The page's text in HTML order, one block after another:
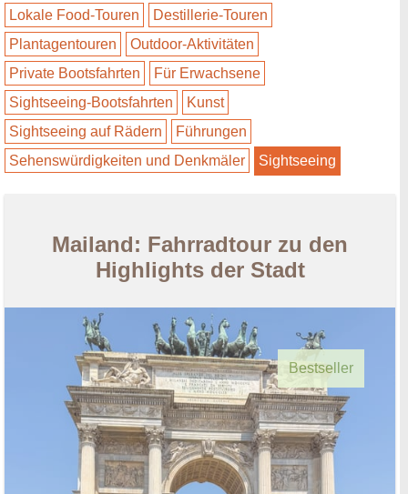
Lokale Food-Touren
Destillerie-Touren
Plantagentouren
Outdoor-Aktivitäten
Private Bootsfahrten
Für Erwachsene
Sightseeing-Bootsfahrten
Kunst
Sightseeing auf Rädern
Führungen
Sehenswürdigkeiten und Denkmäler
Sightseeing
Mailand: Fahrradtour zu den
Highlights der Stadt
Bestseller